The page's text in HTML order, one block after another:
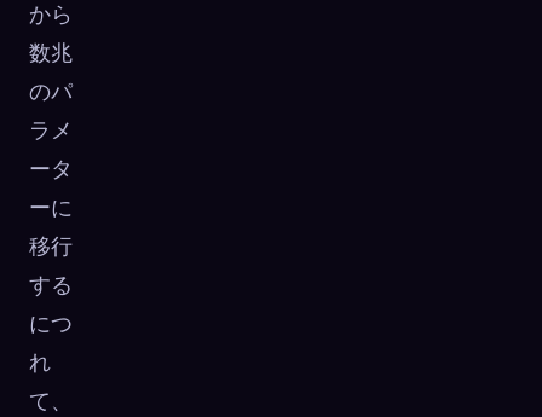
から
数兆
のパ
ラメ
ータ
ーに
移行
する
につ
れ
て、